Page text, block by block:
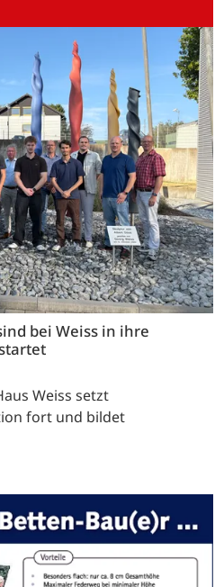
bei Weiss in ihre
Weiss setzt
fort und bildet